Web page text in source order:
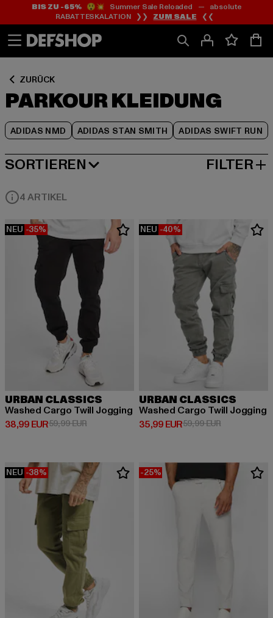
Zum
Inhalt
springen
Zum
Fußzeile
springen
BIS ZU -65%😲💥 Summer Sale Reloaded — absolute
RABATTESKALATION ❯❯ ZUM SALE ❮❮
ZURÜCK
PARKOUR KLEIDUNG
ADIDAS NMD ADIDAS STAN SMITH ADIDAS SWIFT RUN
Zum
Produktraster
springen
SORTIEREN
BELIEBTESTE FILTER
4 ARTIKEL
NEU -35%
URBAN CLASSICS
Washed Cargo Twill Jogging
38,99 EUR
Derzeitiger Preis: 38,99 EUR
59,99 EURAktionspreis: 59,99 EUR
NEU -40%
URBAN CLASSICS
Washed Cargo Twill Jogging
35,99 EUR
Derzeitiger Preis: 35,99 EUR
59,99 EURAktionspreis:
NEU -38% -25%